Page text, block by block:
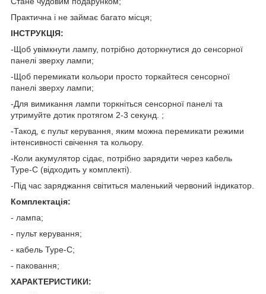
Практична і не займає багато місця;
ІНСТРУКЦІЯ:
-Щоб увімкнути лампу, потрібно доторкнутися до сенсорної
панелі зверху лампи;
-Щоб перемикати кольори просто торкайтеся сенсорної
панелі зверху лампи;
-Для вимикання лампи торкніться сенсорної панелі та
утримуйте дотик протягом 2-3 секунд. ;
-Такод, є пульт керування, яким можна перемикати режими
інтенсивності свічення та кольору.
-Коли акумулятор сідає, потрібно зарядити через кабель
Туре-C (відходить у комплекті).
-Під час заряджання світиться маленький червоний індикатор.
Комплектація:
- лампа;
- пульт керування;
- кабель Туре-C;
- паковання;
ХАРАКТЕРИСТИКИ: